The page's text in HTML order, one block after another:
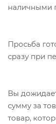
наличными
Просьба
сразу при
Вы
сумму за
товар,